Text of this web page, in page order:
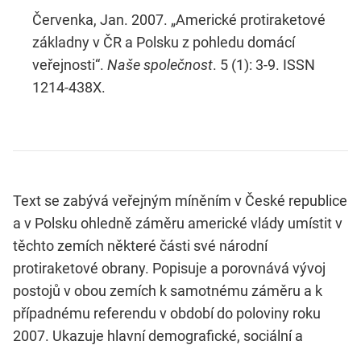
Červenka, Jan. 2007. „Americké protiraketové
základny v ČR a Polsku z pohledu domácí
veřejnosti“. Naše společnost. 5 (1): 3-9. ISSN
1214-438X.
Text se zabývá veřejným míněním v České republice
a v Polsku ohledně záměru americké vlády umístit v
těchto zemích některé části své národní
protiraketové obrany. Popisuje a porovnává vývoj
postojů v obou zemích k samotnému záměru a k
případnému referendu v období do poloviny roku
2007. Ukazuje hlavní demografické, sociální a